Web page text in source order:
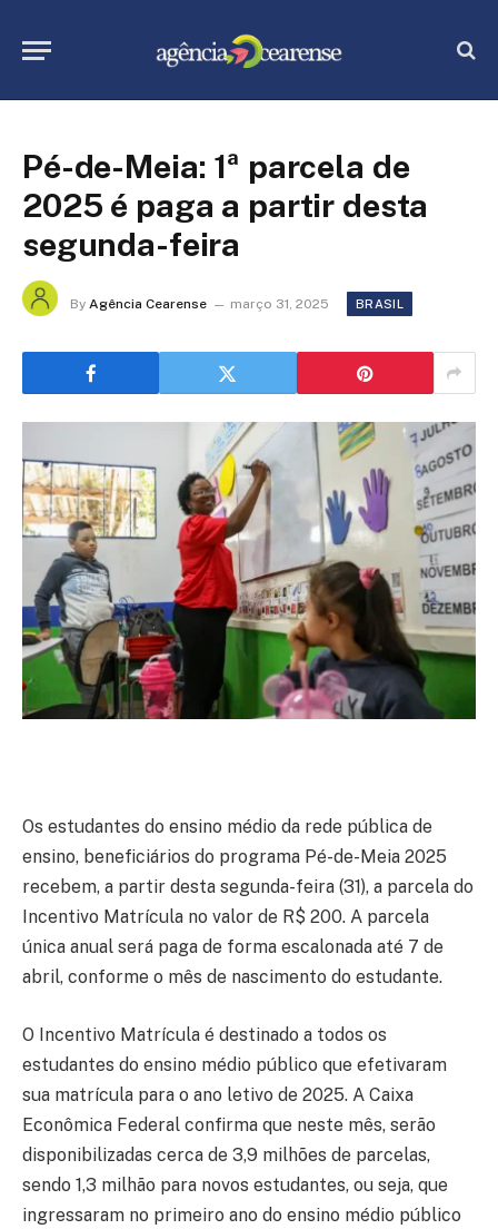
Pé-de-Meia: 1ª parcela de
2025 é paga a partir desta
segunda-feira
By Agência Cearense março 31, 2025 BRASIL
Os estudantes do ensino médio da rede pública de
ensino, beneficiários do programa Pé-de-Meia 2025
recebem, a partir desta segunda-feira (31), a parcela do
Incentivo Matrícula no valor de R$ 200. A parcela
única anual será paga de forma escalonada até 7 de
abril, conforme o mês de nascimento do estudante.
O Incentivo Matrícula é destinado a todos os
estudantes do ensino médio público que efetivaram
sua matrícula para o ano letivo de 2025. A Caixa
Econômica Federal confirma que neste mês, serão
disponibilizadas cerca de 3,9 milhões de parcelas,
sendo 1,3 milhão para novos estudantes, ou seja, que
ingressaram no primeiro ano do ensino médio público